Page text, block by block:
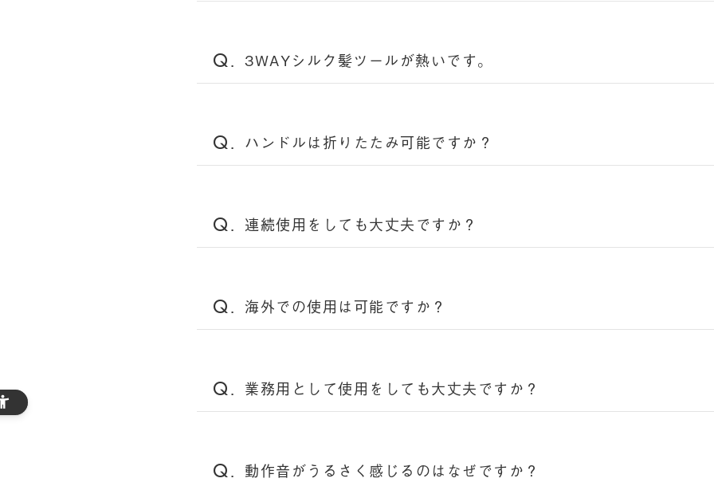
3WAYシルク髪ツールが熱いです。
ハンドルは折りたたみ可能ですか？
連続使用をしても大丈夫ですか？
海外での使用は可能ですか？
業務用として使用をしても大丈夫ですか？
動作音がうるさく感じるのはなぜですか？